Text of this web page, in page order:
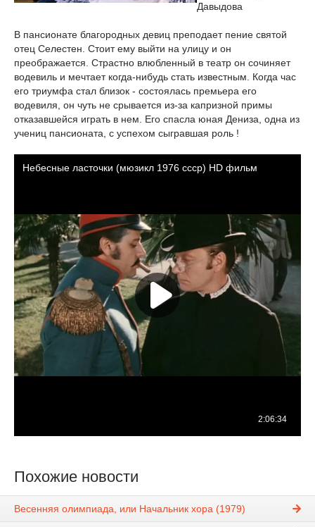
Давыдова
В пансионате благородных девиц преподает пение святой
отец Селестен. Стоит ему выйти на улицу и он
преображается. Страстно влюбленный в театр он сочиняет
водевиль и мечтает когда-нибудь стать известным. Когда час
его триумфа стал близок - состоялась премьера его
водевиля, он чуть не срывается из-за капризной примы
отказавшейся играть в нем. Его спасла юная Дениза, одна из
учениц пансионата, с успехом сыгравшая роль !
Похожие новости
Весенняя олимпиада, или Начальник хора (1979)